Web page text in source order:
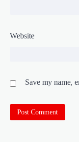
Website
Save my name,